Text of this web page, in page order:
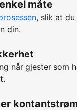
måte
, slik at
din.
når gjester som